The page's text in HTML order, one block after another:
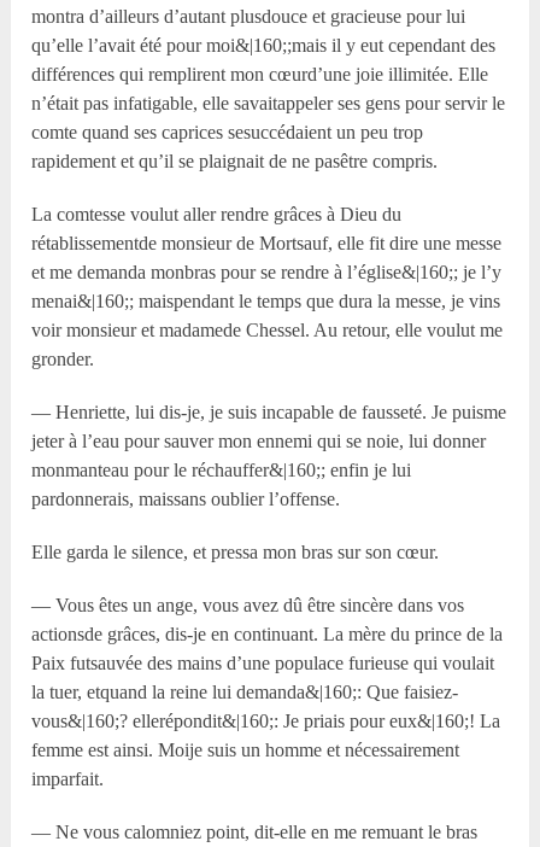
montra d’ailleurs d’autant plusdouce et gracieuse pour lui
qu’elle l’avait été pour moi&|160;;mais il y eut cependant des
différences qui remplirent mon cœurd’une joie illimitée. Elle
n’était pas infatigable, elle savaitappeler ses gens pour servir le
comte quand ses caprices sesuccédaient un peu trop
rapidement et qu’il se plaignait de ne pasêtre compris.
La comtesse voulut aller rendre grâces à Dieu du
rétablissementde monsieur de Mortsauf, elle fit dire une messe
et me demanda monbras pour se rendre à l’église&|160;; je l’y
menai&|160;; maispendant le temps que dura la messe, je vins
voir monsieur et madamede Chessel. Au retour, elle voulut me
gronder.
— Henriette, lui dis-je, je suis incapable de fausseté. Je puisme
jeter à l’eau pour sauver mon ennemi qui se noie, lui donner
monmanteau pour le réchauffer&|160;; enfin je lui
pardonnerais, maissans oublier l’offense.
Elle garda le silence, et pressa mon bras sur son cœur.
— Vous êtes un ange, vous avez dû être sincère dans vos
actionsde grâces, dis-je en continuant. La mère du prince de la
Paix futsauvée des mains d’une populace furieuse qui voulait
la tuer, etquand la reine lui demanda&|160;: Que faisiez-
vous&|160;? ellerépondit&|160;: Je priais pour eux&|160;! La
femme est ainsi. Moije suis un homme et nécessairement
imparfait.
— Ne vous calomniez point, dit-elle en me remuant le bras